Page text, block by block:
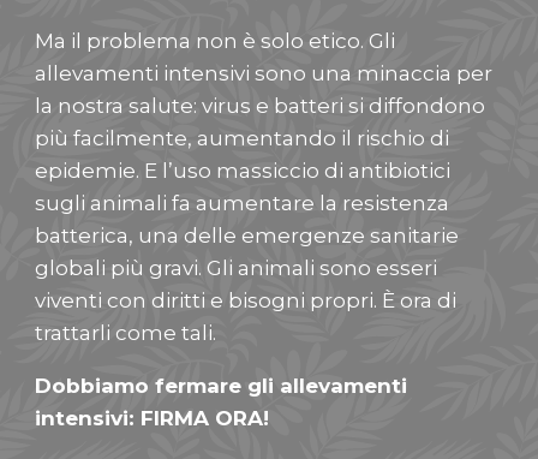
Ma il problema non è solo etico. Gli
allevamenti intensivi sono una minaccia per
la nostra salute: virus e batteri si diffondono
più facilmente, aumentando il rischio di
epidemie. E l’uso massiccio di antibiotici
sugli animali fa aumentare la resistenza
batterica, una delle emergenze sanitarie
globali più gravi. Gli animali sono esseri
viventi con diritti e bisogni propri. È ora di
trattarli come tali.
Dobbiamo fermare gli allevamenti
intensivi: FIRMA ORA!